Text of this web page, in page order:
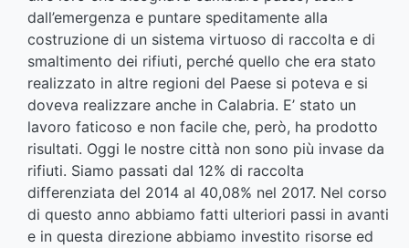
dall’emergenza e puntare speditamente alla
costruzione di un sistema virtuoso di raccolta e di
smaltimento dei rifiuti, perché quello che era stato
realizzato in altre regioni del Paese si poteva e si
doveva realizzare anche in Calabria. E’ stato un
lavoro faticoso e non facile che, però, ha prodotto
risultati. Oggi le nostre città non sono più invase da
rifiuti. Siamo passati dal 12% di raccolta
differenziata del 2014 al 40,08% nel 2017. Nel corso
di questo anno abbiamo fatti ulteriori passi in avanti
e in questa direzione abbiamo investito risorse ed